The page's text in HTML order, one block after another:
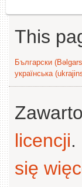
This
Български
українська
licencji.
się